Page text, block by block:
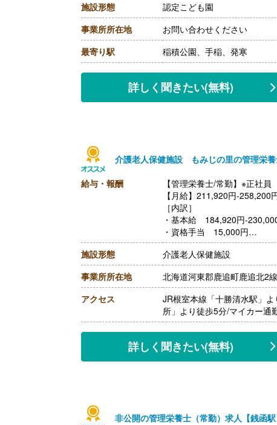
施設形態
認定こども園
事業所所在地
お問い合わせください
最寄り駅
稲積公園、手稲、発寒
詳しく聞きたい(無料)
介護老人保健施設 もみじの里の管理栄
給与・報酬
【管理栄養士/常勤】※正社員
【月給】211,920円-258,200
［内訳］
・基本給 184,920円-
・資格手当 15,000円
・処遇改善手当 12,000円-
［その他手当］
・住宅手当 0円-30,000円
・寒冷地手当 60,000円/年（
【賞与】年2回（計4.30ヶ月
【通勤手当】あり（上限
【昇給】あり（1月あたり0円
施設形態
介護老人保健施設
事業所所在地
北海道河東郡鹿追町鹿追北2
アクセス
JR根室本線「十勝清水駅」
所」より徒歩5分/マイカー通
詳しく聞きたい(無料)
非公開の管理栄養士（常勤）求人【銭函